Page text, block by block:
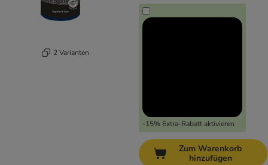
2 Varianten
-15% Extra-Rabatt aktivieren
Zum Warenkorb
hinzufügen